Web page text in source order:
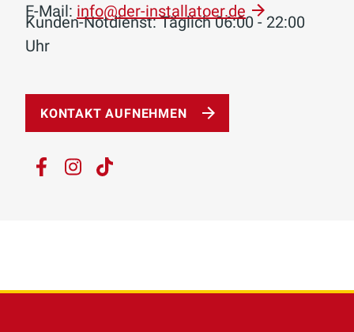
E-Mail: info@der-installatoer.de
Kunden-Notdienst: Täglich 06:00 - 22:00
Uhr
KONTAKT AUFNEHMEN